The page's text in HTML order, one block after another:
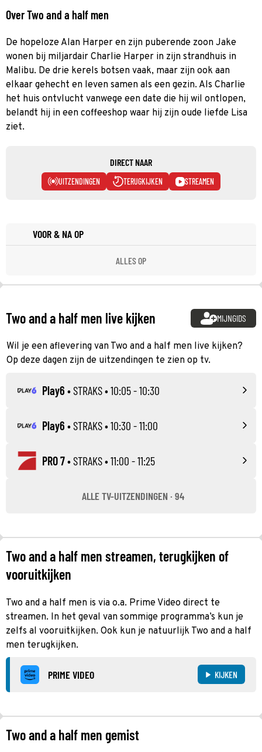
Over Two and a half men
De hopeloze Alan Harper en zijn puberende zoon Jake
wonen bij miljardair Charlie Harper in zijn strandhuis in
Malibu. De drie kerels botsen vaak, maar zijn ook aan
elkaar gehecht en leven samen als een gezin. Als Charlie
het huis ontvlucht vanwege een date die hij wil ontlopen,
belandt hij in een coffeeshop waar hij zijn oude liefde Lisa
ziet.
DIRECT NAAR
UITZENDINGEN TERUGKIJKEN STREAMEN
VOOR & NA OP
ALLES OP
Two and a half men live kijken MIJNGIDS
Wil je een aflevering van Two and a half men live kijken?
Op deze dagen zijn de uitzendingen te zien op tv.
Play6 •STRAKS• 10:05 - 10:30
Play6 •STRAKS• 10:30 - 11:00
PRO 7•STRAKS• 11:00 - 11:25
ALLE TV-UITZENDINGEN · 94
Two and a half men streamen, terugkijken of
vooruitkijken
Two and a half men is via o.a. Prime Video direct te
streamen. In het geval van sommige programma’s kun je
zelfs al vooruitkijken. Ook kun je natuurlijk Two and a half
men terugkijken.
PRIME VIDEO KIJKEN
Two and a half men gemist